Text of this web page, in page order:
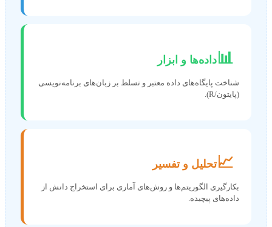
داده‌ها و ابزار
شناخت پایگاه‌های داده معتبر و تسلط بر زبان‌های برنامه‌نویسی
(پایتون/R).
تحلیل و تفسیر
بکارگیری الگوریتم‌ها و روش‌های آماری برای استخراج دانش از
داده‌های پیچیده.